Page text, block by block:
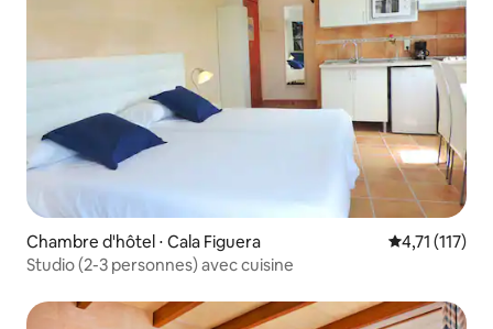
Chambre d'hôtel ⋅ Cala Figuera Évaluation
4,71 (117)
Studio (2-3 personnes) avec cuisine